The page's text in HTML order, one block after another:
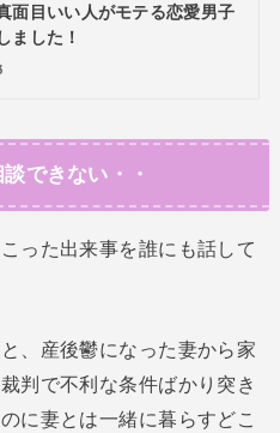
面目いい人がモテる恋愛男子
ました！
できない・・
った出来事を誰にも話して
、産後鬱になった妻から家
判で不利な条件ばかり突き
に妻とは一緒に暮らすどこ